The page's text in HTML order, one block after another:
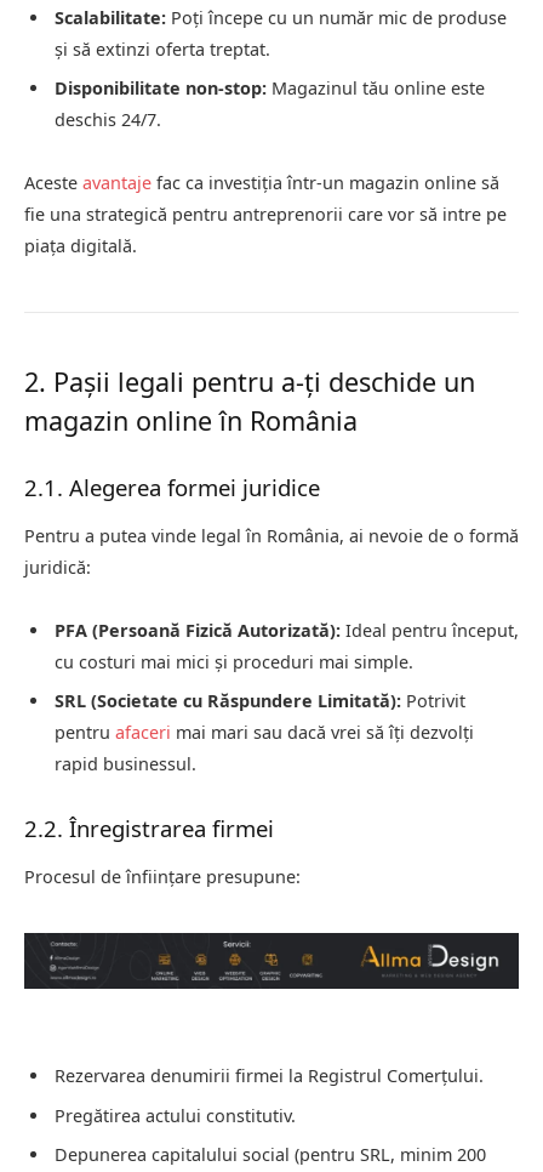
Scalabilitate: Poți începe cu un număr mic de produse
și să extinzi oferta treptat.
Disponibilitate non-stop: Magazinul tău online este
deschis 24/7.
Aceste avantaje fac ca investiția într-un magazin online să
fie una strategică pentru antreprenorii care vor să intre pe
piața digitală.
2. Pașii legali pentru a-ți deschide un
magazin online în România
2.1. Alegerea formei juridice
Pentru a putea vinde legal în România, ai nevoie de o formă
juridică:
PFA (Persoană Fizică Autorizată): Ideal pentru început,
cu costuri mai mici și proceduri mai simple.
SRL (Societate cu Răspundere Limitată): Potrivit
pentru afaceri mai mari sau dacă vrei să îți dezvolți
rapid businessul.
2.2. Înregistrarea firmei
Procesul de înființare presupune:
Rezervarea denumirii firmei la Registrul Comerțului.
Pregătirea actului constitutiv.
Depunerea capitalului social (pentru SRL, minim 200